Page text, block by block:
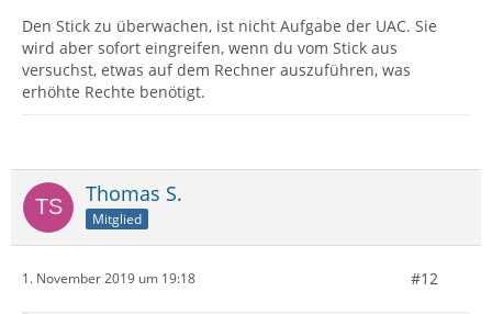
Den Stick zu überwachen, ist nicht Aufgabe der UAC. Sie
wird aber sofort eingreifen, wenn du vom Stick aus
versuchst, etwas auf dem Rechner auszuführen, was
erhöhte Rechte benötigt.
Thomas S.
Mitglied
1. November 2019 um 19:18 #12